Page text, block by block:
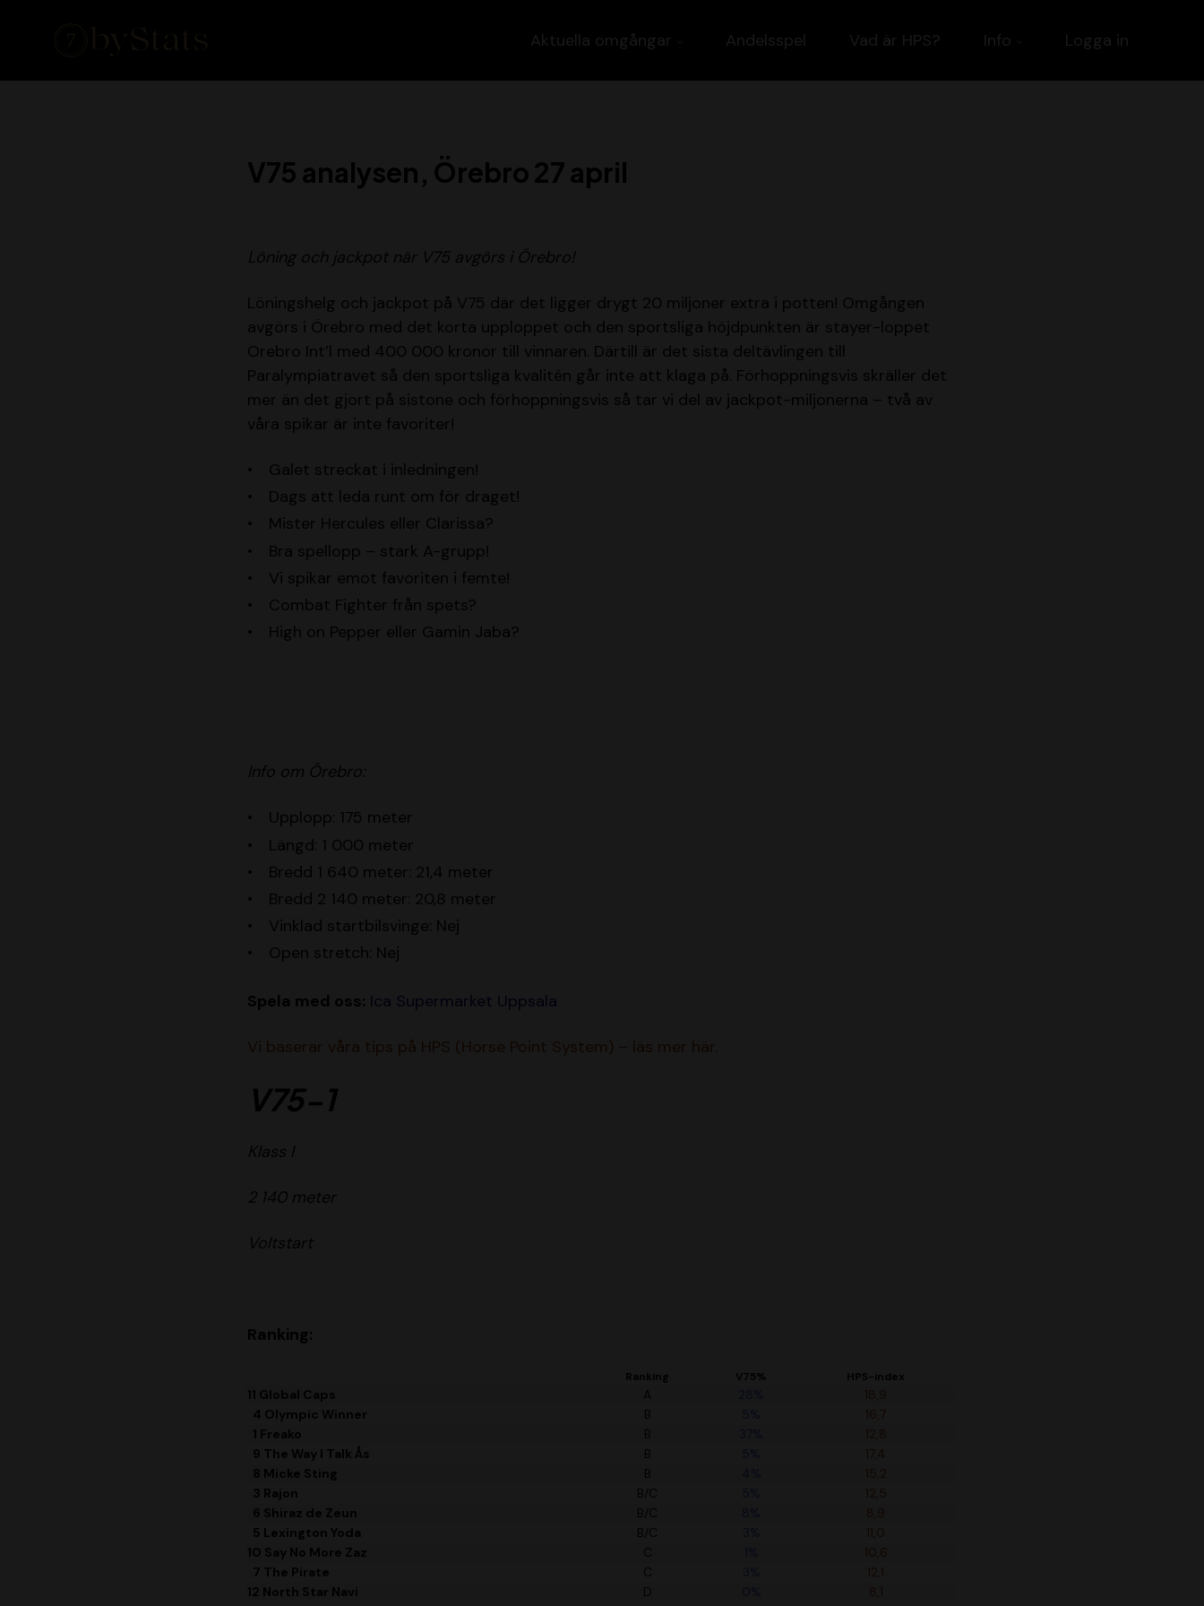
Aktuella omgångar Andelsspel Vad är HPS? Info Logga in
V75 analysen, Örebro 27 april
Löning och jackpot när V75 avgörs i Örebro!
Löningshelg och jackpot på V75 där det ligger drygt 20 miljoner extra i potten! Omgången
avgörs i Örebro med det korta upploppet och den sportsliga höjdpunkten är stayer-loppet
Orebro Int’l med 400 000 kronor till vinnaren. Därtill är det sista deltävlingen till
Paralympiatravet så den sportsliga kvalitén går inte att klaga på. Förhoppningsvis skräller det
mer än det gjort på sistone och förhoppningsvis så tar vi del av jackpot-miljonerna – två av
våra spikar är inte favoriter!
Galet streckat i inledningen!
Dags att leda runt om för draget!
Mister Hercules eller Clarissa?
Bra spellopp – stark A-grupp!
Vi spikar emot favoriten i femte!
Combat Fighter från spets?
High on Pepper eller Gamin Jaba?
Info om Örebro:
Upplopp: 175 meter
Längd: 1 000 meter
Bredd 1 640 meter: 21,4 meter
Bredd 2 140 meter: 20,8 meter
Vinklad startbilsvinge: Nej
Open stretch: Nej
Spela med oss: Ica Supermarket Uppsala
Vi baserar våra tips på HPS (Horse Point System) – läs mer här.
V75-1
Klass I
2 140 meter
Voltstart
Ranking:
Ranking V75% HPS-index
11 Global Caps A
18,9
4 Olympic Winner
B
16,7
1 Freako
B
12,8
9 The Way I Talk Ås
B
17,4
8 Micke Sting
B
15,2
3 Rajon
B/C
12,5
6 Shiraz de Zeun
B/C
8,9
5 Lexington Yoda
B/C
11,0
10 Say No More Zaz
C
10,6
7 The Pirate
C
12,1
12 North Star Navi
D 8,1